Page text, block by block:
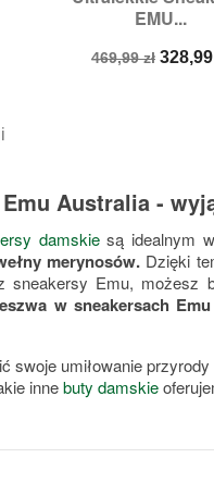
EMU...
Cena
469,99 zł Cena
328,99
Rozmiary:38,
Australia -
damskiesą idealnym
merynosów. Dzięki
sneakersy Emu, możesz
w sneakersach
swoje umiłowanie
innebuty damskie